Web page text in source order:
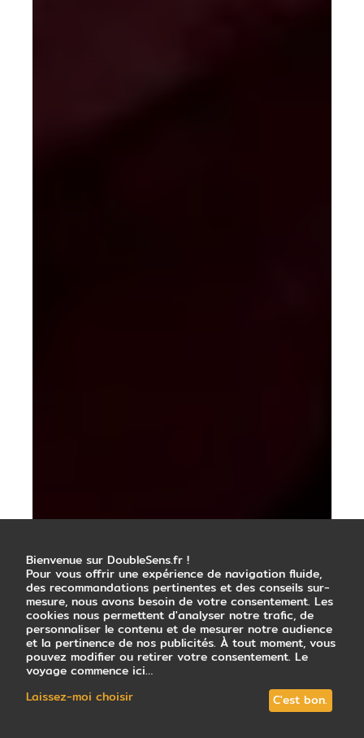
Bienvenue sur DoubleSens.fr !
Pour vous offrir une expérience de navigation fluide,
des recommandations pertinentes et des conseils sur-
mesure, nous avons besoin de votre consentement. Les
cookies nous permettent d'analyser notre trafic, de
personnaliser le contenu et de mesurer notre audience
et la pertinence de nos publicités. À tout moment, vous
pouvez modifier ou retirer votre consentement. Le
voyage commence ici…
Laissez-moi choisir
C'est bon.